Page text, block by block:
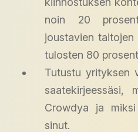
noin 20
joustavien
tulosten 80
Tutustu yrityksen
Crowdya ja
sinut.